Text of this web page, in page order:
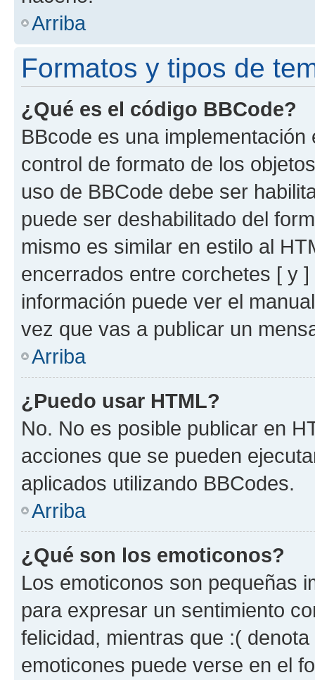
Arriba
Formatos y tipos de
¿Qué es el código BBCode?
BBcode es una
control de formato de los
uso de BBCode debe ser
puede ser deshabilitado del
mismo es similar en estilo al
encerrados entre corchetes [ y
información puede ver el
vez que vas a publicar un
Arriba
¿Puedo usar HTML?
No. No es posible publicar en
acciones que se pueden
aplicados utilizando BBCodes.
Arriba
¿Qué son los emoticonos?
Los emoticonos son pequeñas
para expresar un sentimiento
felicidad, mientras que :(
emoticones puede verse en el